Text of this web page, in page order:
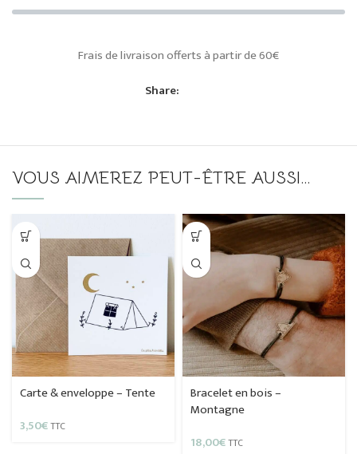
Frais de livraison offerts à partir de 60€
Share:
VOUS AIMEREZ PEUT-ÊTRE AUSSI…
Carte & enveloppe – Tente
3,50€TTC
Bracelet en bois –
Montagne
18,00€TTC